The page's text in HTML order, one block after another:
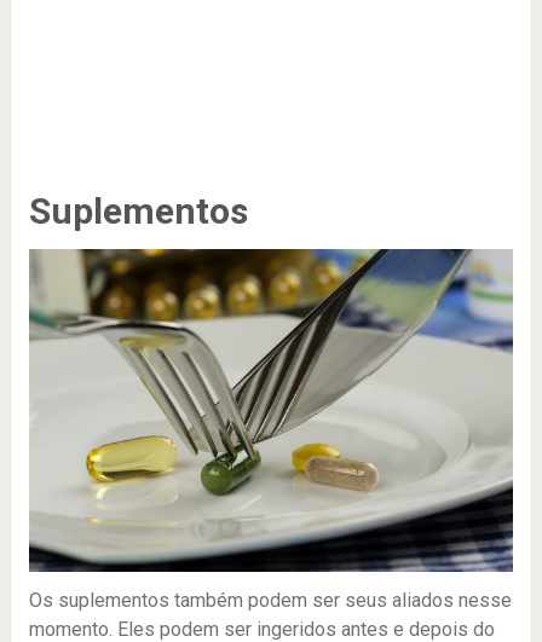
Suplementos
Os suplementos também podem ser seus aliados nesse
momento. Eles podem ser ingeridos antes e depois do